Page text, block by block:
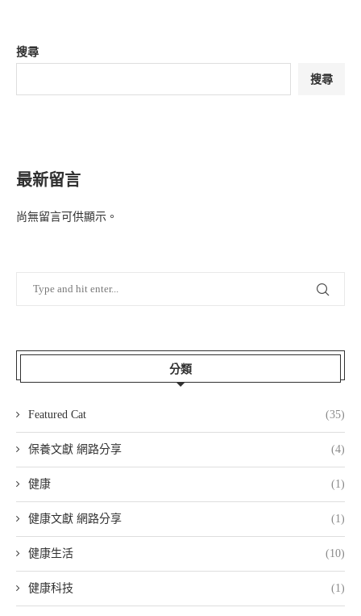
搜尋
搜尋
最新留言
尚無留言可供顯示。
分類
Featured Cat (35)
保養文獻 網路分享 (4)
健康 (1)
健康文獻 網路分享 (1)
健康生活 (10)
健康科技 (1)